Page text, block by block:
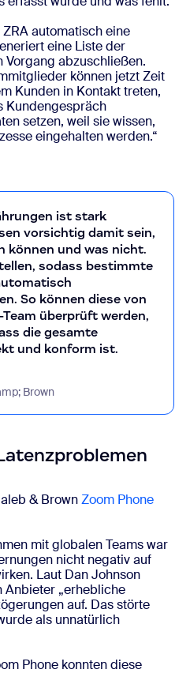
automatisch eine
eine Liste der
Vorgang abzuschließen.
können jetzt Zeit
Kunden in Kontakt treten,
Kundengespräch
setzen, weil sie wissen,
eingehalten werden.“
ist stark
vorsichtig damit sein,
können und was nicht.
sodass bestimmte
So können diese von
überprüft werden,
die gesamte
und konform ist.
Brown
& BrownZoom Phone
mit globalen Teams war
nicht negativ auf
Laut Dan Johnson
„erhebliche
auf. Das störte
als unnatürlich
Phone konnten diese